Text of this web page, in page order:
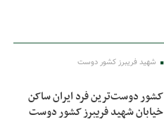
شهید فریبرز کشور دوست
کشور دوست‌ترین فرد ایران ساکن
خیابان شهید فریبرز کشور دوست